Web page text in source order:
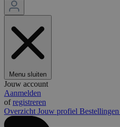
Menu sluiten
Jouw account
Aanmelden
ofregistreren
Overzicht Jouw profiel Bestellingen